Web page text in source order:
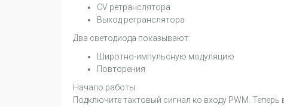
CV ретранслятора
Выход ретранслятора
Два светодиода показывают:
Широтно-импульсную модуляцию
Повторения
Начало работы
Подключите тактовый сигнал ко входу PWM.